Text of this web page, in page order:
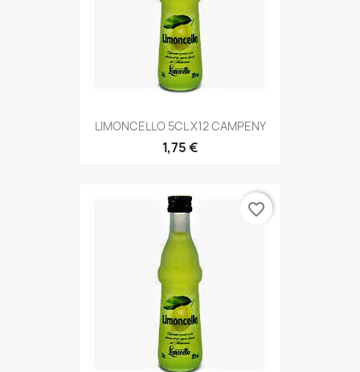
LIMONCELLO 5CL X12 CAMPENY
1,75 €
favorite_border